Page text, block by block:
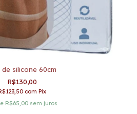
de silicone 60cm
R$130,00
com Pix
R$65,00 sem juros